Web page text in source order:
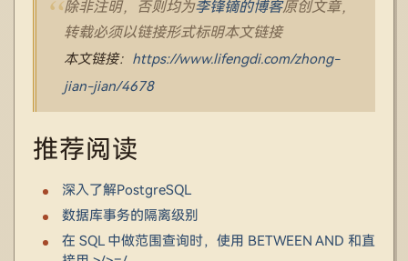
除非注明，否则均为李锋镝的博客原创文章，
转载必须以链接形式标明本文链接
本文链接： https://www.lifengdi.com/zhong-
jian-jian/4678
推荐阅读
深入了解PostgreSQL
数据库事务的隔离级别
在 SQL 中做范围查询时，使用 BETWEEN AND 和直